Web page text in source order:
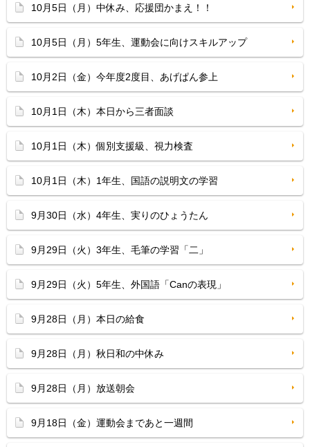
10月5日（月）中休み、応援団かまえ！！
10月5日（月）5年生、運動会に向けスキルアップ
10月2日（金）今年度2度目、あげぱん参上
10月1日（木）本日から三者面談
10月1日（木）個別支援級、視力検査
10月1日（木）1年生、国語の説明文の学習
9月30日（水）4年生、実りのひょうたん
9月29日（火）3年生、毛筆の学習「二」
9月29日（火）5年生、外国語「Canの表現」
9月28日（月）本日の給食
9月28日（月）秋日和の中休み
9月28日（月）放送朝会
9月18日（金）運動会まであと一週間